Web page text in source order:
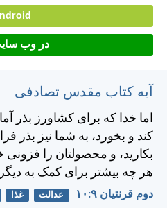
در وب
آیه کتاب مقدس تصادفی
اما خدا كه برای كشاورز بذر
كند و بخورد، به شما نيز بذر
بكاريد، و محصولتان را فزونی
هر چه بيشتر برای كمک به
دوم قرنتیان ۹:‏۱۰ عدالت غذا